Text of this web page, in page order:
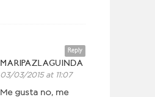
Reply
MARIPAZLAGUINDA
03/03/2015 at 11:07
Me gusta no, me